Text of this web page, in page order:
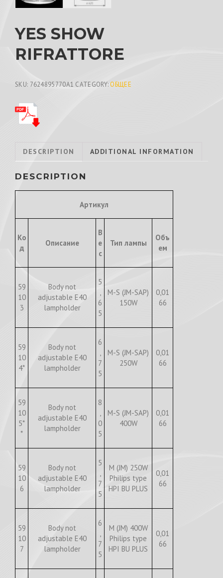
YES SHOW
RIFRATTORE
SKU: 7624895770A1 CATEGORY: ОБЩЕЕ
DESCRIPTION ADDITIONAL INFORMATION
DESCRIPTION
Артикул
Ко
д
Описание
В
е
с
Тип лампы
Объ
ем
59
10
3
Body not
adjustable E40
lampholder
5
,
6
5
M-S (JM-SAP)
150W
0,01
66
59
10
4*
Body not
adjustable E40
lampholder
6
,
7
5
M-S (JM-SAP)
250W
0,01
66
59
10
5*
*
Body not
adjustable E40
lampholder
8
,
0
5
M-S (JM-SAP)
400W
0,01
66
59
10
6
Body not
adjustable E40
lampholder
5
,
7
5
M (JM) 250W
Philips type
HPI BU PLUS
0,01
66
59
10
7
Body not
adjustable E40
lampholder
6
,
7
5
M (JM) 400W
Philips type
HPI BU PLUS
0,01
66